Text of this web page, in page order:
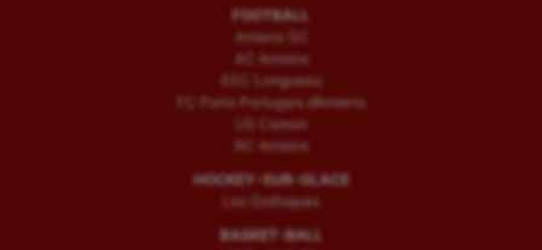
FOOTBALL
Amiens SC
AC Amiens
ESC Longueau
FC Porto Portugais d’Amiens
US Camon
RC Amiens
HOCKEY-SUR-GLACE
Les Gothiques
BASKET-BALL